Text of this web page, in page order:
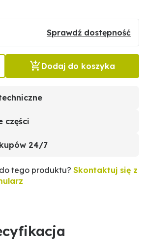
Sprawdź dostępność
Dodaj do koszyka
części
24/7
tego produktu? Skontaktuj się z